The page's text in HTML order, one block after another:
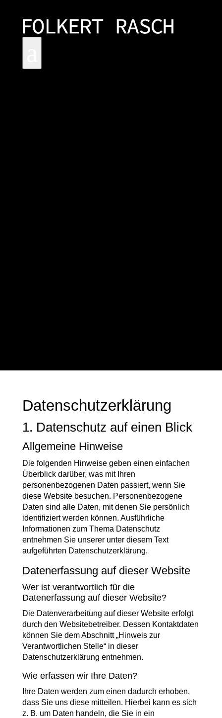
Datenschutz­erklärung
1. Datenschutz auf einen Blick
Allgemeine Hinweise
Die folgenden Hinweise geben einen einfachen
Überblick darüber, was mit Ihren
personenbezogenen Daten passiert, wenn Sie
diese Website besuchen. Personenbezogene
Daten sind alle Daten, mit denen Sie persönlich
identifiziert werden können. Ausführliche
Informationen zum Thema Datenschutz
entnehmen Sie unserer unter diesem Text
aufgeführten Datenschutzerklärung.
Datenerfassung auf dieser Website
Wer ist verantwortlich für die
Datenerfassung auf dieser Website?
Die Datenverarbeitung auf dieser Website erfolgt
durch den Websitebetreiber. Dessen Kontaktdaten
können Sie dem Abschnitt „Hinweis zur
Verantwortlichen Stelle“ in dieser
Datenschutzerklärung entnehmen.
Wie erfassen wir Ihre Daten?
Ihre Daten werden zum einen dadurch erhoben,
dass Sie uns diese mitteilen. Hierbei kann es sich
z. B. um Daten handeln, die Sie in ein